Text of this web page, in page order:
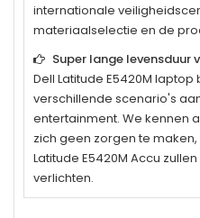
internationale
materiaalselectie en de
Super lange levensduur
Dell Latitude E5420M laptop
verschillende scenario's
entertainment. We kennen
zich geen zorgen te
Latitude E5420M Accu
verlichten.